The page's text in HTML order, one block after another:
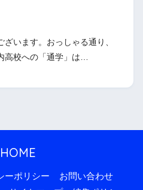
ざいます。おっしゃる通り、
高校への「通学」は…
ーポリシー
お問い合わせ